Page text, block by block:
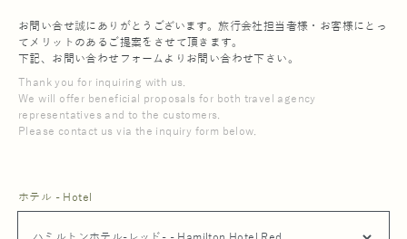
お問い合せ誠にありがとうございます。旅行会社担当者様・お客様にとっ
てメリットのあるご提案をさせて頂きます。
下記、お問い合わせフォームよりお問い合わせ下さい。
Thank you for inquiring with us.
We will offer beneficial proposals for both travel agency
representatives and to the customers.
Please contact us via the inquiry form below.
ホテル - Hotel